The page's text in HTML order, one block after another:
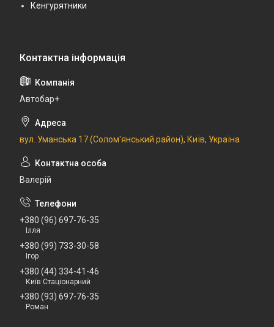
Кенгурятники
Автобар+
вул. Уманська 17 (Солом'янський район), Київ, Україна
Валерій
+380 (96) 697-76-35
Ілля
+380 (99) 733-30-58
Ігор
+380 (44) 334-41-46
Київ Стаціонарний
+380 (93) 697-76-35
Роман